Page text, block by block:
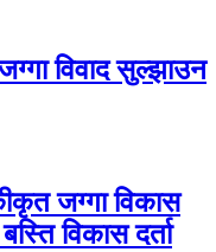
विवाद सुल्झाउन
जग्गा विकास
विकास दर्ता